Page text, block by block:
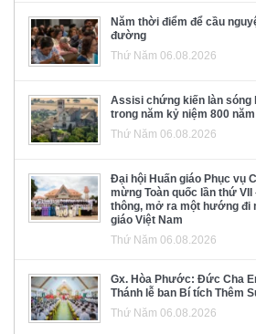
Năm thời điểm để cầu
đường
Thứ Năm 06.08.2026
Assisi chứng kiến làn sóng
trong năm kỷ niệm 800
Thứ Năm 06.08.2026
Đại hội Huấn giáo Phục vụ
mừng Toàn quốc lần thứ
thông, mở ra một hướng đi
giáo Việt Nam
Thứ Năm 06.08.2026
Gx. Hòa Phước: Đức Cha
Thánh lễ ban Bí tích Thêm
Thứ Năm 06.08.2026